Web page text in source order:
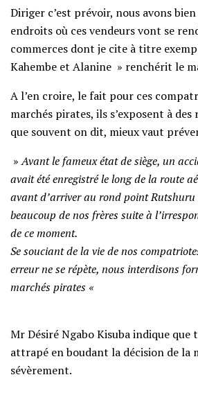
Diriger c’est prévoir, nous avons
endroits où ces vendeurs vont se
commerces dont je cite à titre
Kahembe et Alanine » renchérit le
A l’en croire, le fait pour ces
marchés pirates, ils s’exposent à des
que souvent on dit, mieux vaut
»Avant le fameux état de siège, un
avait été enregistré le long de la route
avant d’arriver au rond point Rutshuru
beaucoup de nos frères suite à
de ce moment.
Se souciant de la vie de nos
erreur ne se répète, nous interdisons
marchés pirates «
Mr Désiré Ngabo Kisuba indique que
attrapé en boudant la décision de la
sévèrement.